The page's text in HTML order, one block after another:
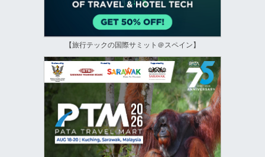
【旅行テックの国際サミット＠スペイン】